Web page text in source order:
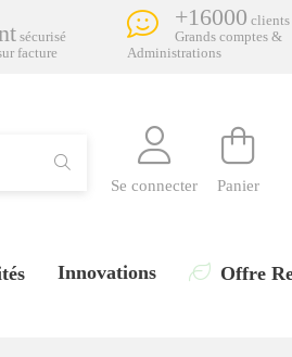
sécurisé
facture
+16000 clients
Grands comptes &
Administrations
Se connecter Panier
Offre
Innovations